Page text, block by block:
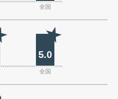
全国
5.0
全国